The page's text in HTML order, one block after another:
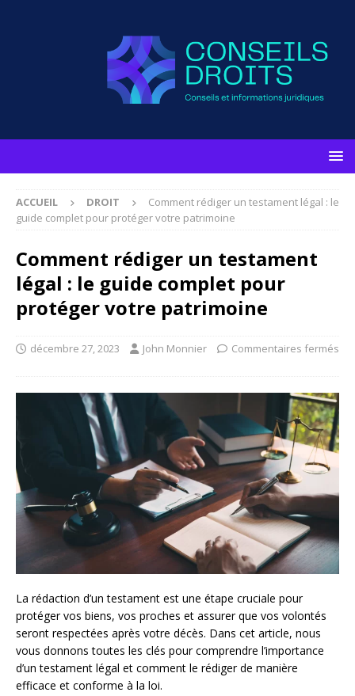
ACCUEIL DROIT
Comment rédiger un testament légal : le
guide complet pour protéger votre patrimoine
Comment rédiger un testament
légal : le guide complet pour
protéger votre patrimoine
décembre 27, 2023 John Monnier Commentaires fermés
La rédaction d’un testament est une étape cruciale pour
protéger vos biens, vos proches et assurer que vos volontés
seront respectées après votre décès. Dans cet article, nous
vous donnons toutes les clés pour comprendre l’importance
d’un testament légal et comment le rédiger de manière
efficace et conforme à la loi.